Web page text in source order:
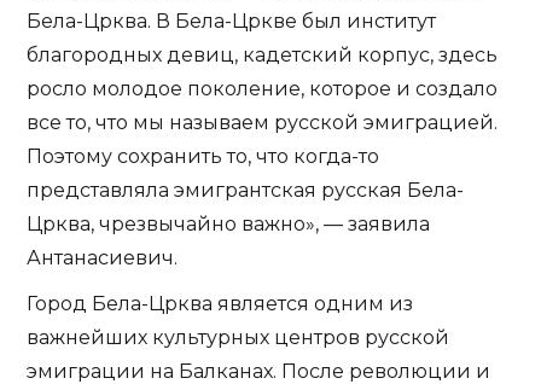
Бела-Црква. В Бела-Цркве был институт
благородных девиц, кадетский корпус, здесь
росло молодое поколение, которое и создало
все то, что мы называем русской эмиграцией.
Поэтому сохранить то, что когда-то
представляла эмигрантская русская Бела-
Црква, чрезвычайно важно», — заявила
Антанасиевич.
Город Бела-Црква является одним из
важнейших культурных центров русской
эмиграции на Балканах. После революции и